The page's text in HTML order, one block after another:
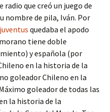
que creó un juego de
nombre de pila, Iván. Por
quedaba el apodo
tiene doble
y española (por
en la historia de la
goleador Chileno en la
goleador de todas las
la historia de la